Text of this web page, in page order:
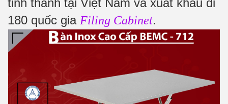
tỉnh thành tại Việt Nam và xuất khẩu đi
180 quốc gia Filing Cabinet.